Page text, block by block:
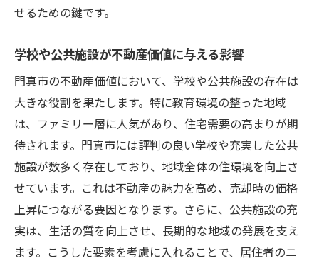
地域密着型の知識で門真市の不動産売却をスム
地元ならではの不動産情報を活用する方法
地域密着型サービスの利点
地元住民の声を活かした売却戦略
地域社会との関わりが売却に与える影響
売却活動における地域との連携の重要性
地元情報を活かしたマーケティング戦略
門真市の不動産市場を分析して最適な売却タイ
ミングを見極める
売却タイミングが価格に与える影響
せるための鍵です。
学校や公共施設が不動産価値に与える影響
門真市の不動産価値において、学校や公共施設の存在は
大きな役割を果たします。特に教育環境の整った地域
は、ファミリー層に人気があり、住宅需要の高まりが期
待されます。門真市には評判の良い学校や充実した公共
施設が数多く存在しており、地域全体の住環境を向上さ
せています。これは不動産の魅力を高め、売却時の価格
上昇につながる要因となります。さらに、公共施設の充
実は、生活の質を向上させ、長期的な地域の発展を支え
ます。こうした要素を考慮に入れることで、居住者のニ